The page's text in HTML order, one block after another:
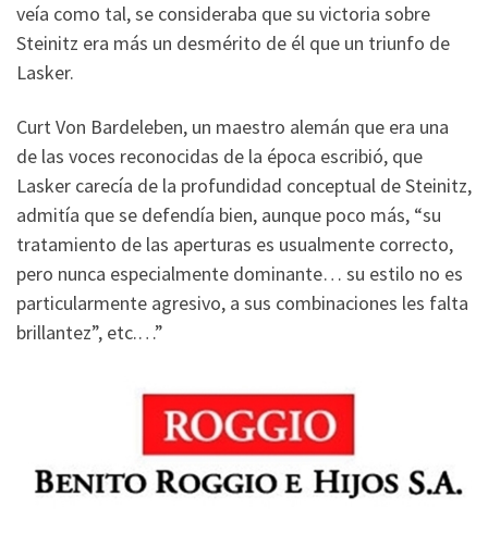
veía como tal, se consideraba que su victoria sobre
Steinitz era más un desmérito de él que un triunfo de
Lasker.
Curt Von Bardeleben, un maestro alemán que era una
de las voces reconocidas de la época escribió, que
Lasker carecía de la profundidad conceptual de Steinitz,
admitía que se defendía bien, aunque poco más, “su
tratamiento de las aperturas es usualmente correcto,
pero nunca especialmente dominante… su estilo no es
particularmente agresivo, a sus combinaciones les falta
brillantez”, etc.…”